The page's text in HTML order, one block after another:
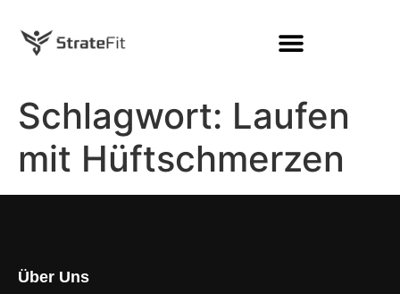
Schlagwort: Laufen
mit Hüftschmerzen
Über Uns